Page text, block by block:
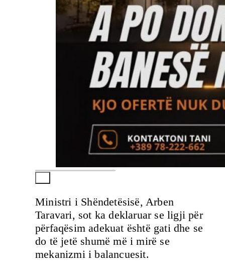
Ministri i Shëndetësisë, Arben
Taravari, sot ka deklaruar se ligji për
përfaqësim adekuat është gati dhe se
do të jetë shumë më i mirë se
mekanizmi i balancuesit.